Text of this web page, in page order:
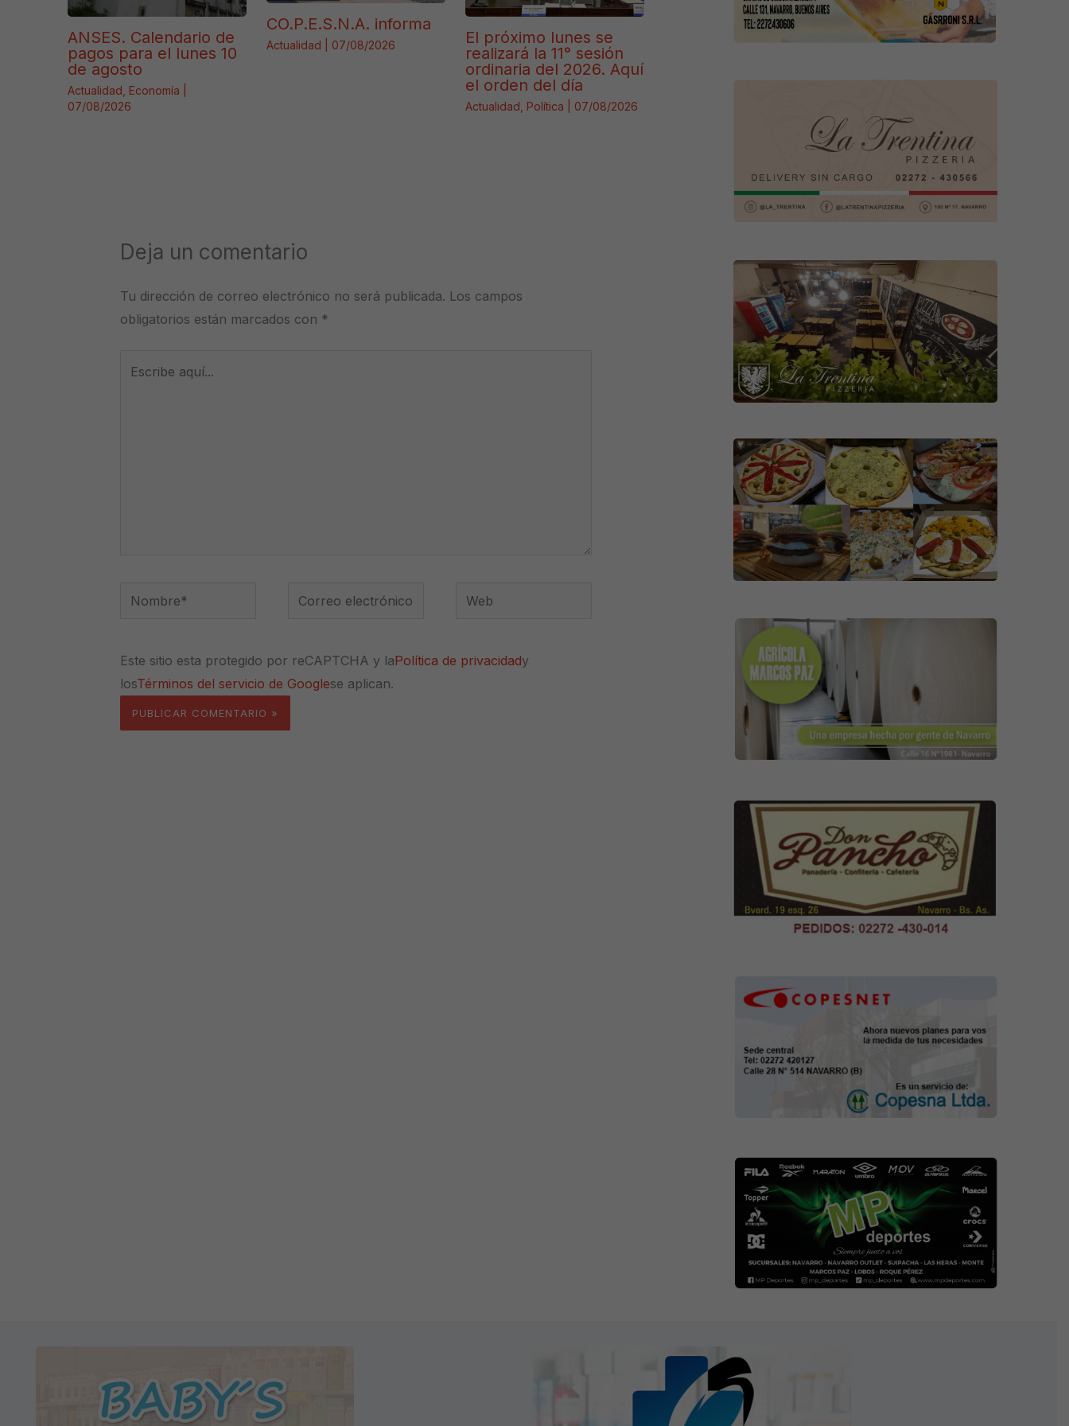
ANSES. Calendario de
pagos para el lunes 10
de agosto
Actualidad Economía
07/08/2026
CO.P.E.S.N.A. informa
Actualidad 07/08/2026
El próximo lunes se
realizará la 11° sesión
ordinaria del 2026. Aquí
el orden del día
Actualidad Política 07/08/2026
Deja un comentario
Tu dirección de correo electrónico no será publicada. Los campos
obligatorios están marcados con *
Nombre*
Correo
Web
Este sitio esta protegido por reCAPTCHA y laPolítica de privacidady
losTérminos del servicio de Googlese aplican.